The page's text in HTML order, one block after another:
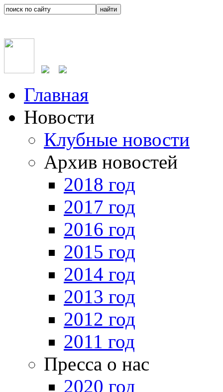
Главная
Новости
Клубные новости
Архив новостей
2018 год
2017 год
2016 год
2015 год
2014 год
2013 год
2012 год
2011 год
Пресса о нас
2020 год